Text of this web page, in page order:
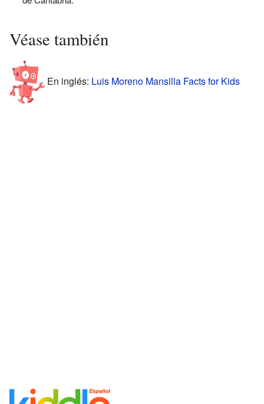
Véase también
En inglés: Luis Moreno Mansilla Facts for Kids